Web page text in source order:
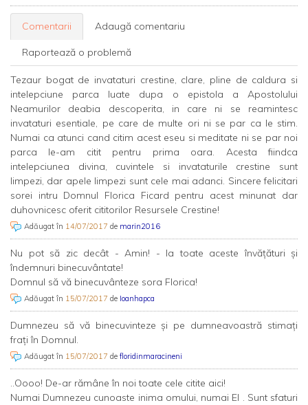
Comentarii Adaugă comentariu
Raportează o problemă
Tezaur bogat de invataturi crestine, clare, pline de caldura si
intelepciune parca luate dupa o epistola a Apostolului
Neamurilor deabia descoperita, in care ni se reamintesc
invataturi esentiale, pe care de multe ori ni se par ca le stim.
Numai ca atunci cand citim acest eseu si meditate ni se par noi
parca le-am citit pentru prima oara. Acesta fiindca
intelepciunea divina, cuvintele si invataturile crestine sunt
limpezi, dar apele limpezi sunt cele mai adanci. Sincere felicitari
sorei intru Domnul Florica Ficard pentru acest minunat dar
duhovnicesc oferit cititorilor Resursele Crestine!
Adăugat în 14/07/2017 de marin2016
Nu pot să zic decât - Amin! - la toate aceste învățături și
îndemnuri binecuvântate!
Domnul să vă binecuvânteze sora Florica!
Adăugat în 15/07/2017 de Ioanhapca
Dumnezeu să vă binecuvinteze şi pe dumneavoastră stimaţi
fraţi în Domnul.
Adăugat în 15/07/2017 de floridinmaracineni
..Oooo! De-ar rămâne în noi toate cele citite aici!
Numai Dumnezeu cunoaste inima omului, numai El . Sunt sfaturi